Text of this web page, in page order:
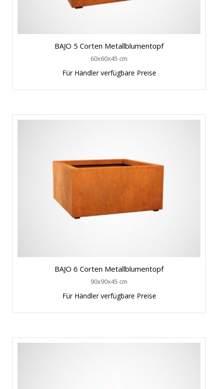
BAJO 5 Corten Metallblumentopf
60x60x45 cm
Für Händler verfügbare Preise
BAJO 6 Corten Metallblumentopf
90x90x45 cm
Für Händler verfügbare Preise